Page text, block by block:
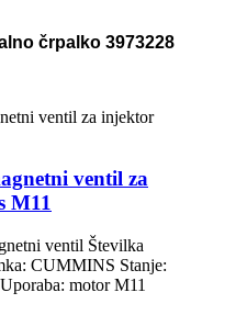
črpalko 3973228
ventil za
M11
ventil Številka
CUMMINS Stanje:
motor M11